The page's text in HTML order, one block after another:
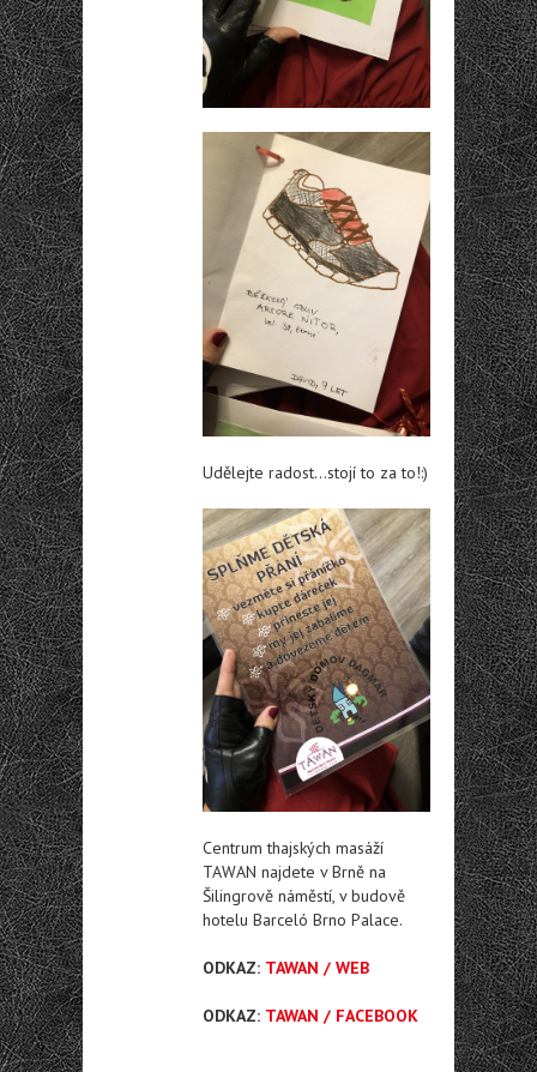
Udělejte radost…stojí to za to!:)
Centrum thajských masáží
TAWAN najdete v Brně na
Šilingrově náměstí, v budově
hotelu Barceló Brno Palace.
ODKAZ: TAWAN / WEB
ODKAZ: TAWAN / FACEBOOK